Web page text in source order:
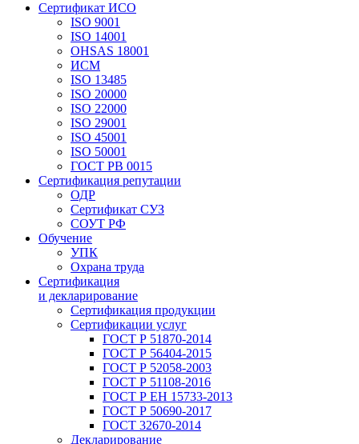
Сертификат ИСО
ISO 9001
ISO 14001
OHSAS 18001
ИСМ
ISO 13485
ISO 20000
ISO 22000
ISO 29001
ISO 45001
ISO 50001
ГОСТ РВ 0015
Сертификация репутации
ОДР
Сертификат СУЗ
СОУТ РФ
Обучение
УПК
Охрана труда
Сертификация
и декларирование
Сертификация продукции
Сертификации услуг
ГОСТ Р 51870-2014
ГОСТ Р 56404-2015
ГОСТ Р 52058-2003
ГОСТ Р 51108-2016
ГОСТ Р ЕН 15733-2013
ГОСТ Р 50690-2017
ГОСТ 32670-2014
Декларирование